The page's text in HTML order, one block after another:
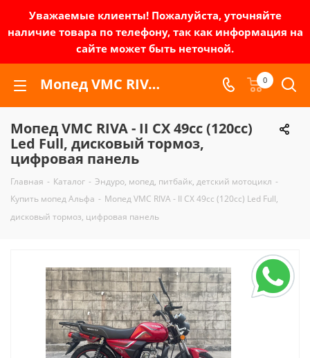
Уважаемые клиенты! Пожалуйста, уточняйте
наличие товара по телефону, так как информация на
сайте может быть неточной.
Мопед VMC RIVA - II CX 49сс (120сс) Led Full, дисковый тормоз, цифровая панель | Зел-мото 0
Мопед VMC RIVA - II CX 49сс (120сс)
Led Full, дисковый тормоз,
цифровая панель
Главная - Каталог - Эндуро, мопед, питбайк, детский мотоцикл -
Купить мопед Альфа - Мопед VMC RIVA - II CX 49сс (120сс) Led Full,
дисковый тормоз, цифровая панель